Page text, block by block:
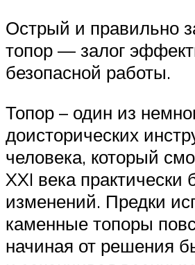
Острый и правильно
топор — залог
безопасной работы.
Топор – один из
доисторических
человека, который
XXI века практически
изменений. Предки
каменные топоры
начиная от решения